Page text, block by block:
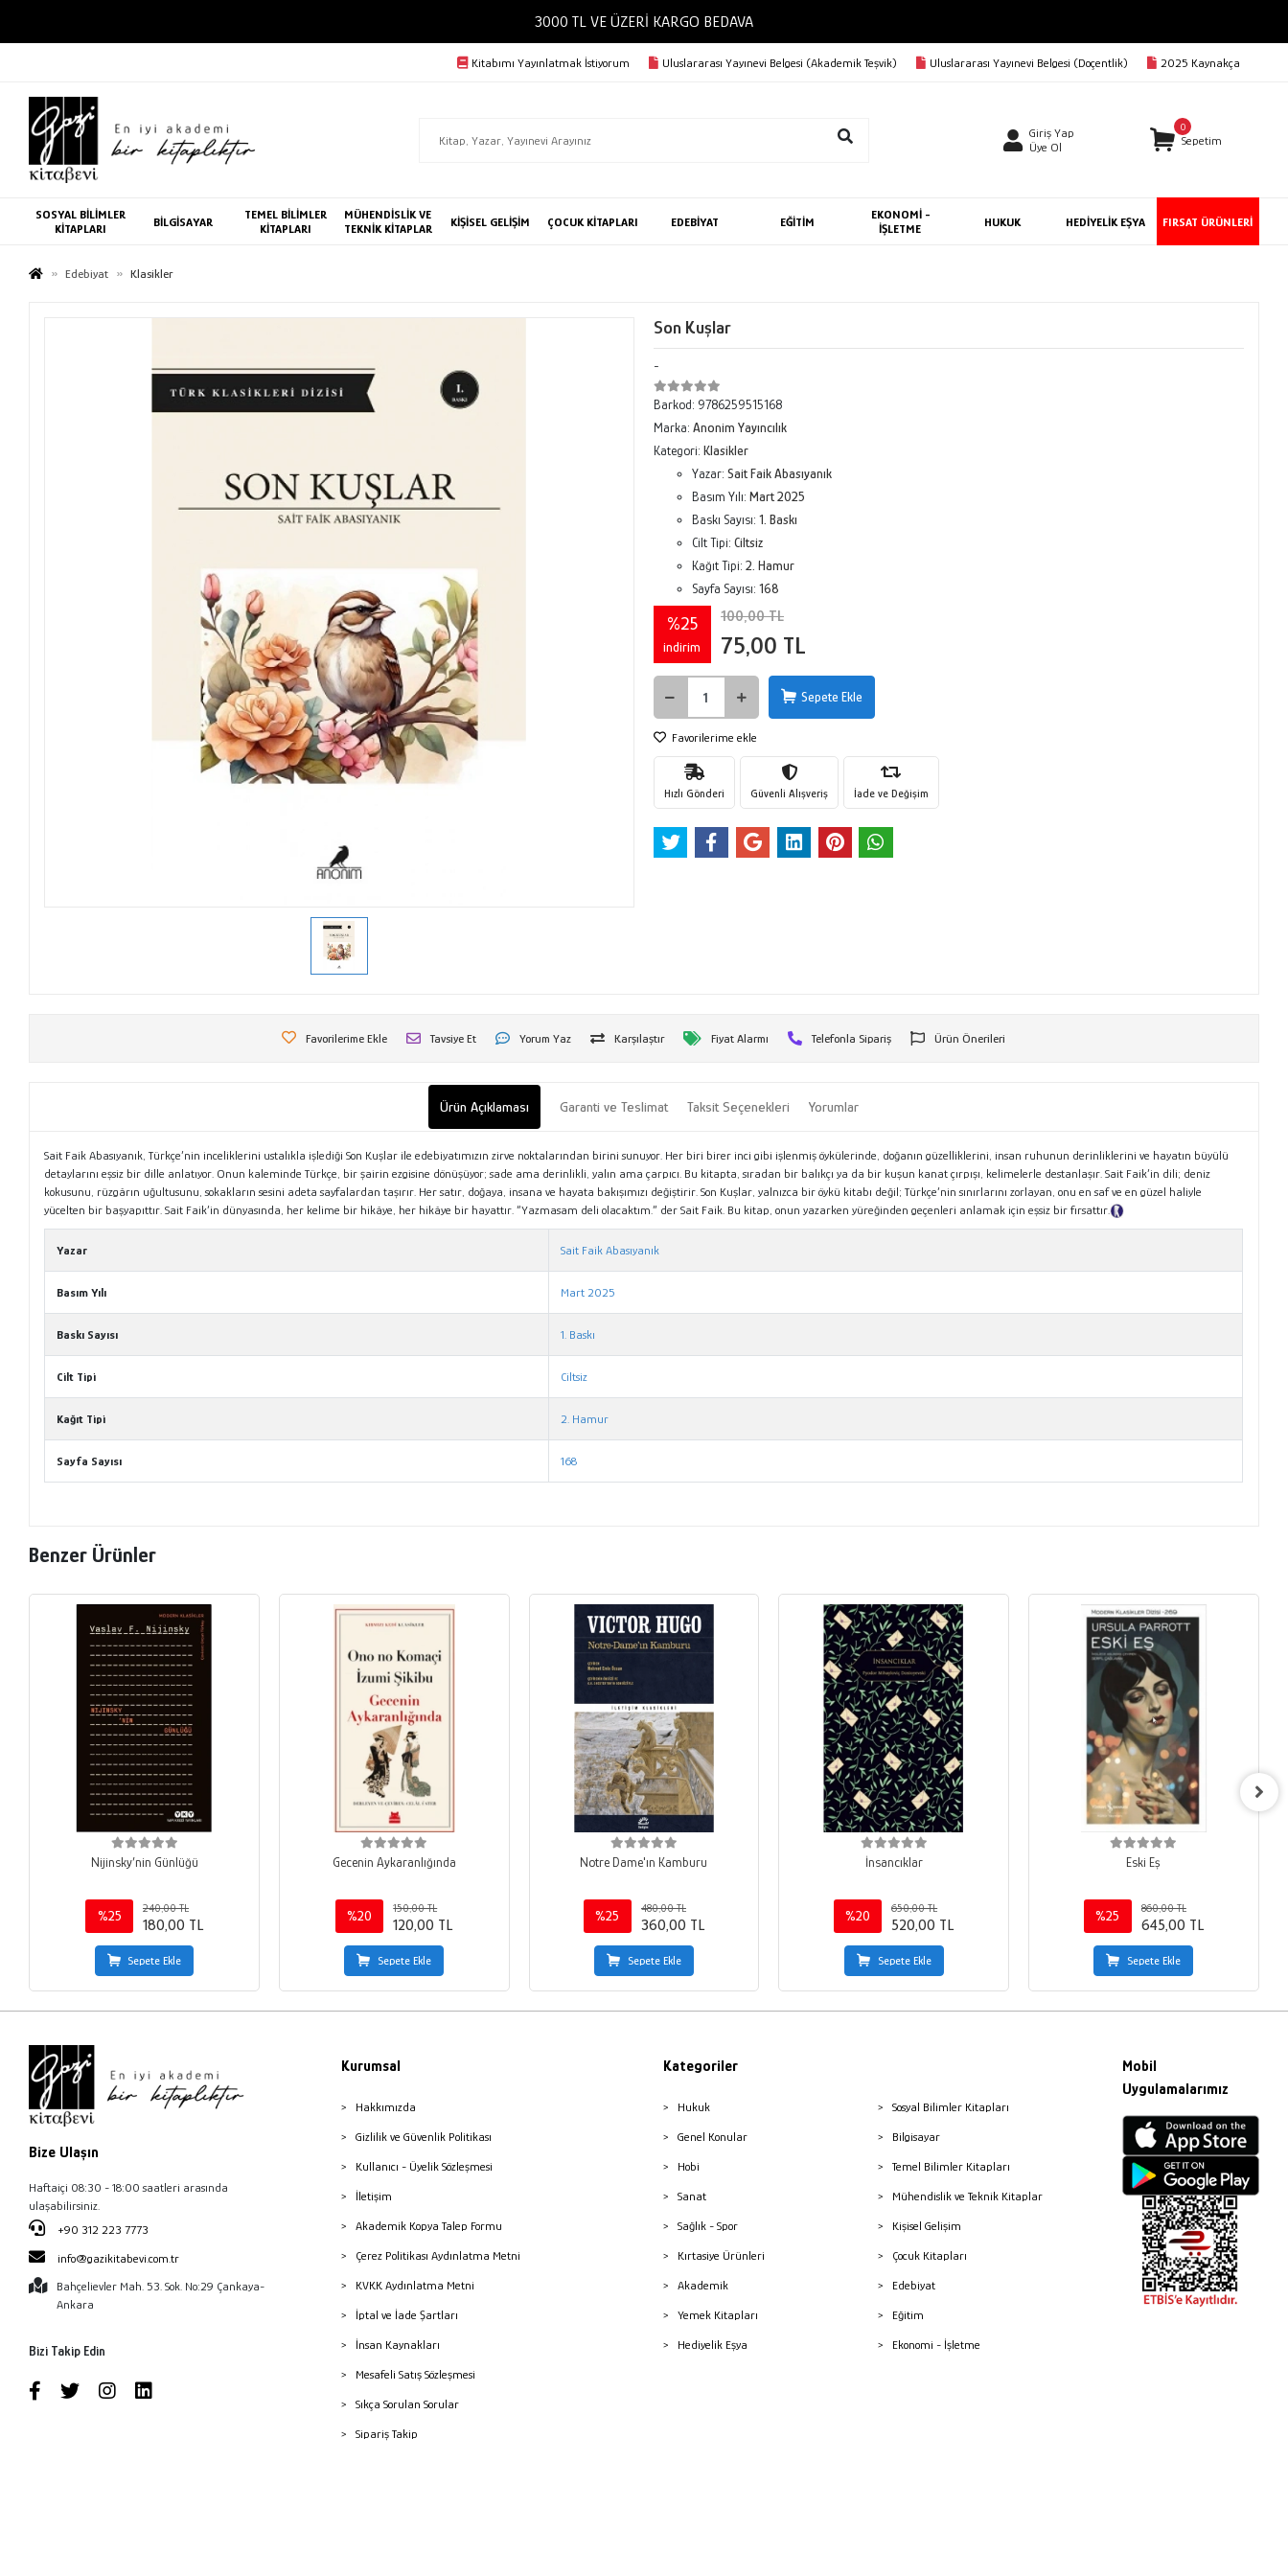
3000 TL VE ÜZERİ KARGO BEDAVA
Kitabımı Yayınlatmak İstiyorum Uluslararası Yayınevi Belgesi (Akademik Teşvik) Uluslararası Yayınevi Belgesi (Doçentlik) 2025 Kaynakça
Giriş Yap
Üye Ol
0
Sepetim
SOSYAL BİLİMLER
KİTAPLARI
BİLGİSAYAR
TEMEL BİLİMLER
KİTAPLARI
MÜHENDİSLİK VE
TEKNİK KİTAPLAR
KİŞİSEL GELİŞİM ÇOCUK KİTAPLARI EDEBİYAT EĞİTİM
EKONOMİ -
İŞLETME
HUKUK HEDİYELİK EŞYA FIRSAT ÜRÜNLERİ
Edebiyat Klasikler
Son Kuşlar
-
Barkod: 9786259515168
Marka: Anonim Yayıncılık
Kategori: Klasikler
Yazar: Sait Faik Abasıyanık
Basım Yılı: Mart 2025
Baskı Sayısı: 1. Baskı
Cilt Tipi: Ciltsiz
Kağıt Tipi: 2. Hamur
Sayfa Sayısı: 168
%25
indirim
100,00 TL
75,00 TL
Sepete Ekle
Favorilerime ekle
Hızlı Gönderi Güvenli Alışveriş İade ve Değişim
Favorilerime Ekle Tavsiye Et Yorum Yaz Karşılaştır Fiyat Alarmı Telefonla Sipariş Ürün Önerileri
Ürün Açıklaması Garanti ve Teslimat Taksit Seçenekleri Yorumlar
Sait Faik Abasıyanık, Türkçe’nin inceliklerini ustalıkla işlediği Son Kuşlar ile edebiyatımızın zirve noktalarından birini sunuyor. Her biri birer inci gibi işlenmiş öykülerinde, doğanın güzelliklerini, insan ruhunun derinliklerini ve hayatın büyülü
detaylarını eşsiz bir dille anlatıyor. Onun kaleminde Türkçe, bir şairin ezgisine dönüşüyor; sade ama derinlikli, yalın ama çarpıcı. Bu kitapta, sıradan bir balıkçı ya da bir kuşun kanat çırpışı, kelimelerle destanlaşır. Sait Faik’in dili; deniz
kokusunu, rüzgârın uğultusunu, sokakların sesini adeta sayfalardan taşırır. Her satır, doğaya, insana ve hayata bakışımızı değiştirir. Son Kuşlar, yalnızca bir öykü kitabı değil; Türkçe’nin sınırlarını zorlayan, onu en saf ve en güzel haliyle
yücelten bir başyapıttır. Sait Faik’in dünyasında, her kelime bir hikâye, her hikâye bir hayattır. “Yazmasam deli olacaktım.” der Sait Faik. Bu kitap, onun yazarken yüreğinden geçenleri anlamak için eşsiz bir fırsattır.
Yazar Sait Faik Abasıyanık
Basım Yılı Mart 2025
Baskı Sayısı 1. Baskı
Cilt Tipi Ciltsiz
Kağıt Tipi 2. Hamur
Sayfa Sayısı 168
Benzer Ürünler
Nijinsky’nin Günlüğü
%25
240,00 TL
180,00 TL
Sepete Ekle
Gecenin Aykaranlığında
%20
150,00 TL
120,00 TL
Sepete Ekle
Notre Dame'ın Kamburu
%25
480,00 TL
360,00 TL
Sepete Ekle
İnsancıklar
%20
650,00 TL
520,00 TL
Sepete Ekle
Eski Eş
%25
860,00 TL
645,00 TL
Sepete Ekle
Bize Ulaşın
Haftaiçi 08:30 - 18:00 saatleri arasında
ulaşabilirsiniz.
+90 312 223 7773
info@gazikitabevi.com.tr
Bahçelievler Mah. 53. Sok. No:29 Çankaya-
Ankara
Bizi Takip Edin
Kurumsal
Hakkımızda
Gizlilik ve Güvenlik Politikası
Kullanıcı - Üyelik Sözleşmesi
İletişim
Akademik Kopya Talep Formu
Çerez Politikası Aydınlatma Metni
KVKK Aydınlatma Metni
İptal ve İade Şartları
İnsan Kaynakları
Mesafeli Satış Sözleşmesi
Sıkça Sorulan Sorular
Sipariş Takip
Kategoriler
Hukuk
Genel Konular
Hobi
Sanat
Sağlık - Spor
Kırtasiye Ürünleri
Akademik
Yemek Kitapları
Hediyelik Eşya
Sosyal Bilimler Kitapları
Bilgisayar
Temel Bilimler Kitapları
Mühendislik ve Teknik Kitaplar
Kişisel Gelişim
Çocuk Kitapları
Edebiyat
Eğitim
Ekonomi - İşletme
Mobil
Uygulamalarımız